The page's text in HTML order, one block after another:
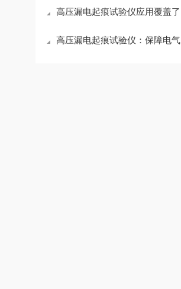
高压漏电起痕试验仪应用覆盖了从材料研发到产品认证的多个环节
高压漏电起痕试验仪：保障电气安全的关键设备